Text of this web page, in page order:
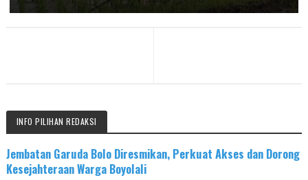
INFO PILIHAN REDAKSI
Jembatan Garuda Bolo Diresmikan, Perkuat Akses dan Dorong
Kesejahteraan Warga Boyolali